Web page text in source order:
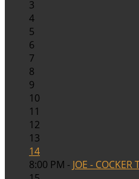
3
4
5
6
7
8
9
10
11
12
13
14
8:00 PM - JOE - COCKER